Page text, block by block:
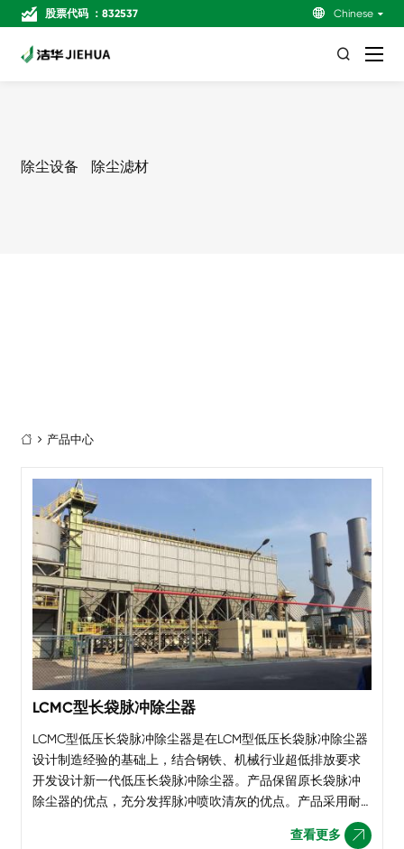
股票代码 ：832537  Chinese

除尘设备 除尘滤材
 产品中心
LCMC型长袋脉冲除尘器
LCMC型低压长袋脉冲除尘器是在LCM型低压长袋脉冲除尘器
设计制造经验的基础上，结合钢铁、机械行业超低排放要求
开发设计新一代低压长袋脉冲除尘器。产品保留原长袋脉冲
除尘器的优点，充分发挥脉冲喷吹清灰的优点。产品采用耐
槽、转炉、电炉及烧结机烟气的超净过滤，满足超低排放要
查看更多 